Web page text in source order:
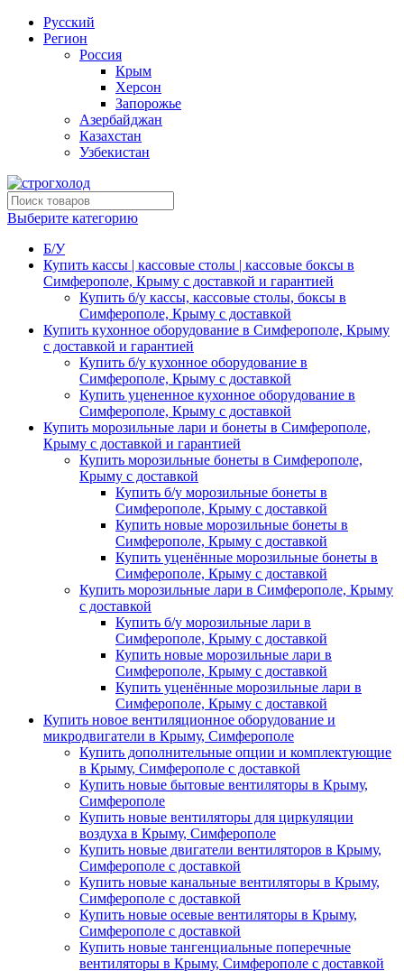
Русский
Регион
Россия
Крым
Херсон
Запорожье
Азербайджан
Казахстан
Узбекистан
Выберите категорию
Б/У
Купить кассы | кассовые столы | кассовые боксы в
Симферополе, Крыму с доставкой и гарантией
Купить б/у кассы, кассовые столы, боксы в
Симферополе, Крыму с доставкой
Купить кухонное оборудование в Симферополе, Крыму
с доставкой и гарантией
Купить б/у кухонное оборудование в
Симферополе, Крыму с доставкой
Купить уцененное кухонное оборудование в
Симферополе, Крыму с доставкой
Купить морозильные лари и бонеты в Симферополе,
Крыму с доставкой и гарантией
Купить морозильные бонеты в Симферополе,
Крыму с доставкой
Купить б/у морозильные бонеты в
Симферополе, Крыму с доставкой
Купить новые морозильные бонеты в
Симферополе, Крыму с доставкой
Купить уценённые морозильные бонеты в
Симферополе, Крыму с доставкой
Купить морозильные лари в Симферополе, Крыму
с доставкой
Купить б/у морозильные лари в
Симферополе, Крыму с доставкой
Купить новые морозильные лари в
Симферополе, Крыму с доставкой
Купить уценённые морозильные лари в
Симферополе, Крыму с доставкой
Купить новое вентиляционное оборудование и
микродвигатели в Крыму, Симферополе
Купить дополнительные опции и комплектующие
в Крыму, Симферополе с доставкой
Купить новые бытовые вентиляторы в Крыму,
Симферополе
Купить новые вентиляторы для циркуляции
воздуха в Крыму, Симферополе
Купить новые двигатели вентиляторов в Крыму,
Симферополе с доставкой
Купить новые канальные вентиляторы в Крыму,
Симферополе с доставкой
Купить новые осевые вентиляторы в Крыму,
Симферополе с доставкой
Купить новые тангенциальные поперечные
вентиляторы в Крыму, Симферополе с доставкой